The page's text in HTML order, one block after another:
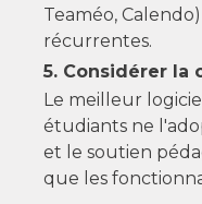
Teaméo,
récurrentes.
5. Considérer la
Le meilleur
étudiants ne
et le soutien
que les